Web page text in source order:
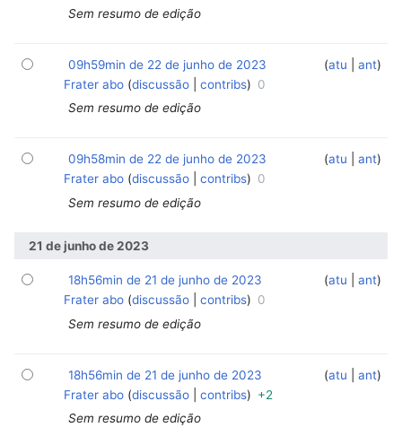
Sem resumo de edição
atu ant
09h59min de 22 de junho de 2023
Frater abo discussão contribs
0
Sem resumo de edição
atu ant
09h58min de 22 de junho de 2023
Frater abo discussão contribs
0
Sem resumo de edição
21 de junho de 2023
atu ant
18h56min de 21 de junho de 2023
Frater abo discussão contribs
0
Sem resumo de edição
atu ant
18h56min de 21 de junho de 2023
Frater abo discussão contribs
+2
Sem resumo de edição